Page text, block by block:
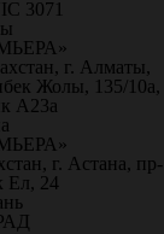
3071
г. Алматы,
Жолы, 135/10а,
А23а
г. Астана, пр-
Ел, 24